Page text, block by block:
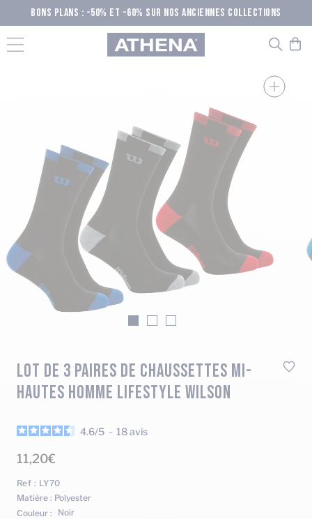
au
contenu
BONS PLANS : -50% ET -60% SUR NOS ANCIENNES COLLECTIONS
Athena
Zoom
Aller
slide
1
Aller
slide
2
Aller
slide
3
LOT DE 3 PAIRES DE CHAUSSETTES MI-
HAUTES HOMME LIFESTYLE WILSON
4.6/5 - 18avis
11,20€
Ref : LY70
Matière : Polyester
Couleur :
Noir